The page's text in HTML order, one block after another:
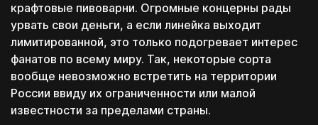
крафтовые пивоварни. Огромные концерны рады
урвать свои деньги, а если линейка выходит
лимитированной, это только подогревает интерес
фанатов по всему миру. Так, некоторые сорта
вообще невозможно встретить на территории
России ввиду их ограниченности или малой
известности за пределами страны.